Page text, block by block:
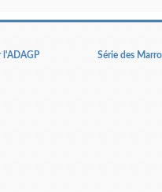
l'ADAGP Série des